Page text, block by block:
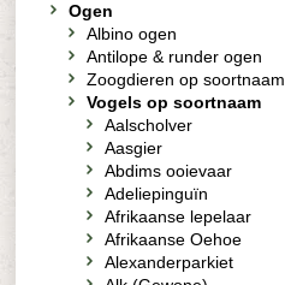
Ogen
Albino ogen
Antilope & runder ogen
Zoogdieren op soortnaam
Vogels op soortnaam
Aalscholver
Aasgier
Abdims ooievaar
Adeliepinguïn
Afrikaanse lepelaar
Afrikaanse Oehoe
Alexanderparkiet